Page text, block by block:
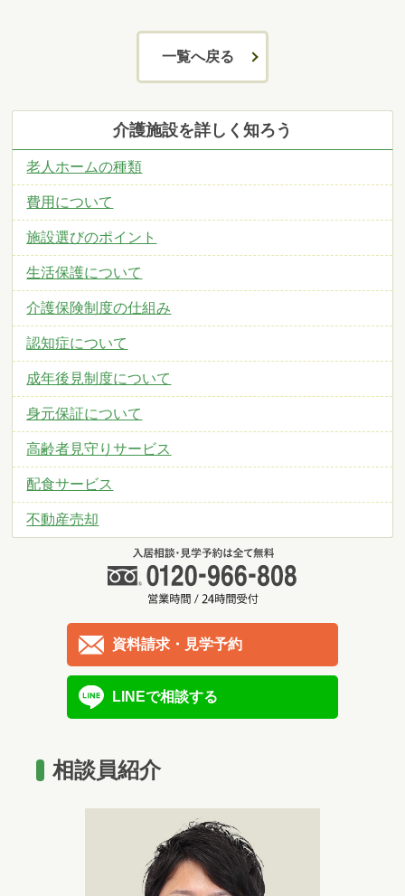
一覧へ戻る
介護施設を詳しく知ろう
老人ホームの種類
費用について
施設選びのポイント
生活保護について
介護保険制度の仕組み
認知症について
成年後見制度について
身元保証について
高齢者見守りサービス
配食サービス
不動産売却
資料請求・見学予約
LINEで相談する
相談員紹介